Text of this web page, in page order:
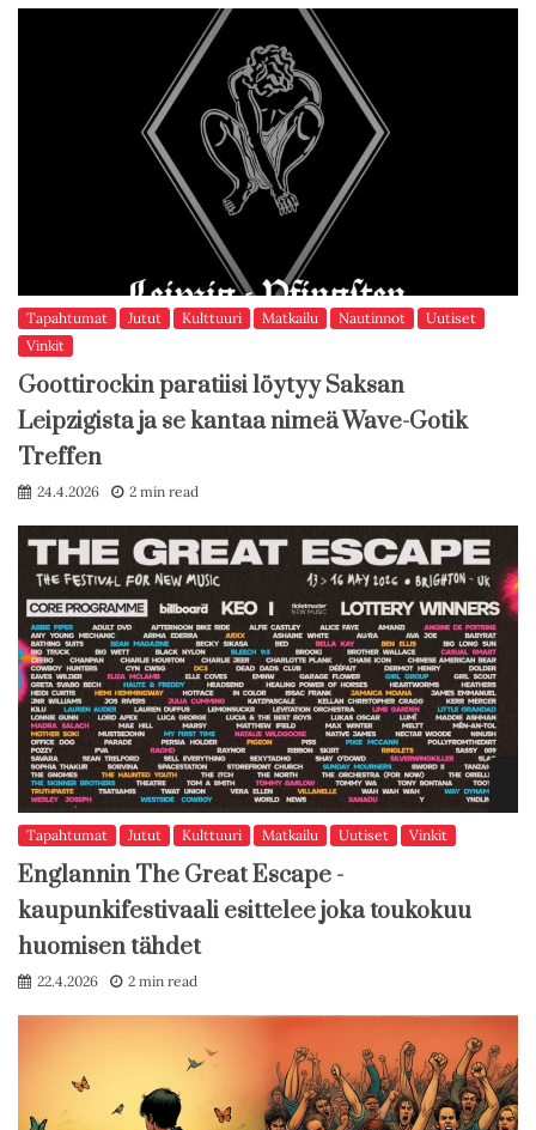
Tapahtumat Jutut Kulttuuri Matkailu Nautinnot
Uutiset
Vinkit
Goottirockin paratiisi löytyy Saksan
Leipzigista ja se kantaa nimeä Wave-Gotik
Treffen
24.4.2026 2 min read
Tapahtumat Jutut Kulttuuri Matkailu Uutiset Vinkit
Englannin The Great Escape -
kaupunkifestivaali esittelee joka toukokuu
huomisen tähdet
22.4.2026 2 min read